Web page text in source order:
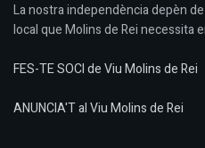
La nostra independència depèn
local que Molins de Rei necessita
FES-TE SOCI de Viu Molins de Rei
ANUNCIA'T al Viu Molins de Rei